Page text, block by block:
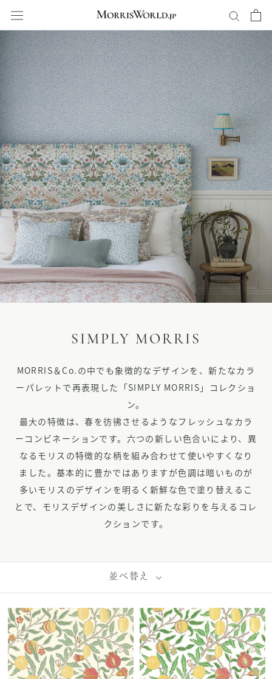
ッ
プ
し
て
コ
ン
テ
ン
ツ
に
移
動
す
る
SIMPLY MORRIS
MORRIS＆Co.の中でも象徴的なデザインを、新たなカラ
ーパレットで再表現した「SIMPLY MORRIS」コレクショ
ン。
最大の特徴は、春を彷彿させるようなフレッシュなカラ
ーコンビネーションです。六つの新しい色合いにより、 異
なるモリスの特徴的な柄を組み合わせて使いやすくなり
ました。基本的に豊かではありますが色調は暗いものが
多いモリスのデザインを明るく新鮮な色で塗り替えるこ
とで、 モリスデザインの美しさに新たな彩りを与えるコレ
クションです。
並べ替え